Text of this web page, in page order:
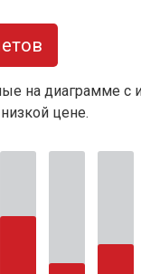
на диаграмме с
цене.